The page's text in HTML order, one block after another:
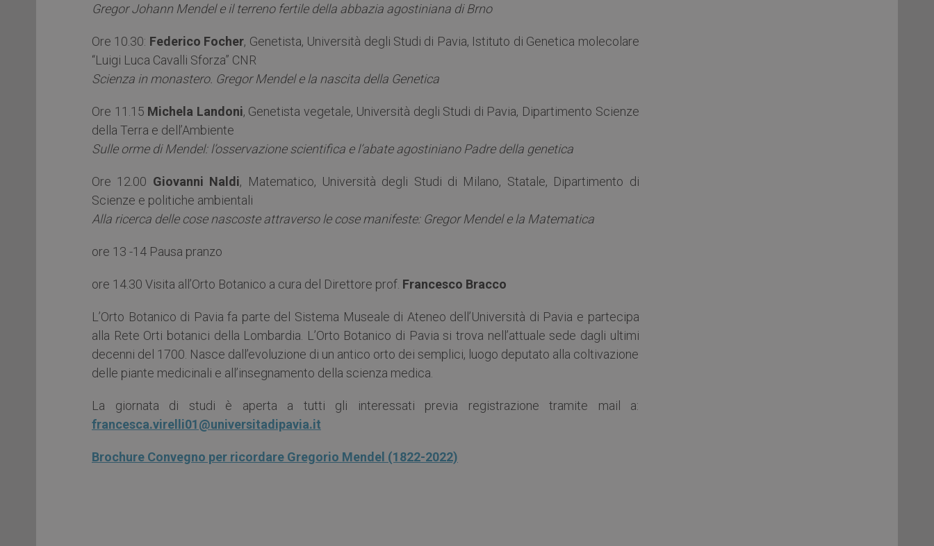
Gregor Johann Mendel e il terreno fertile della abbazia agostiniana di Brno
Ore 10.30: Federico Focher, Genetista, Università degli Studi di Pavia, Istituto di Genetica molecolare
“Luigi Luca Cavalli Sforza” CNR
Scienza in monastero. Gregor Mendel e la nascita della Genetica
Ore 11.15 Michela Landoni, Genetista vegetale, Università degli Studi di Pavia, Dipartimento Scienze
della Terra e dell’Ambiente
Sulle orme di Mendel: l’osservazione scientifica e l’abate agostiniano Padre della genetica
Ore 12.00 Giovanni Naldi, Matematico, Università degli Studi di Milano, Statale, Dipartimento di
Scienze e politiche ambientali
Alla ricerca delle cose nascoste attraverso le cose manifeste: Gregor Mendel e la Matematica
ore 13 -14 Pausa pranzo
ore 14.30 Visita all’Orto Botanico a cura del Direttore prof. Francesco Bracco
L’Orto Botanico di Pavia fa parte del Sistema Museale di Ateneo dell’Università di Pavia e partecipa
alla Rete Orti botanici della Lombardia. L’Orto Botanico di Pavia si trova nell’attuale sede dagli ultimi
decenni del 1700. Nasce dall’evoluzione di un antico orto dei semplici, luogo deputato alla coltivazione
delle piante medicinali e all’insegnamento della scienza medica.
La giornata di studi è aperta a tutti gli interessati previa registrazione tramite mail a:
francesca.virelli01@universitadipavia.it
Brochure Convegno per ricordare Gregorio Mendel (1822-2022)